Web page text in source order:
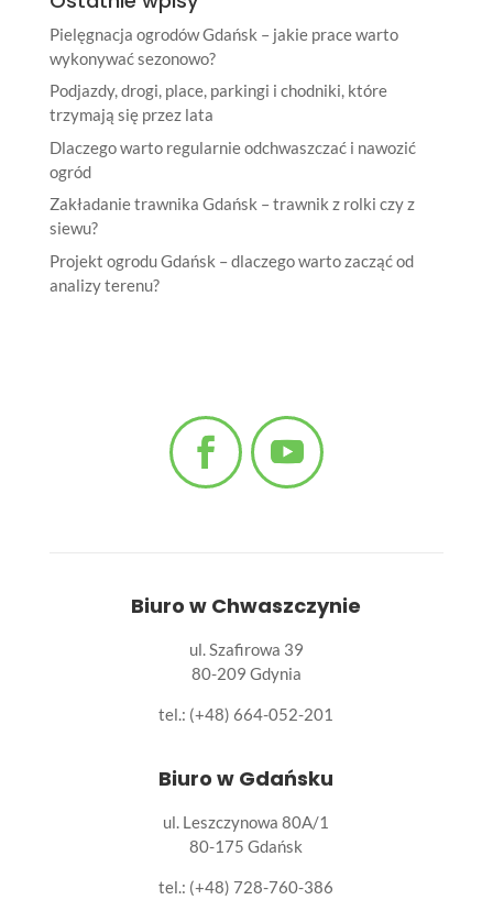
Pielęgnacja ogrodów Gdańsk – jakie prace warto
wykonywać sezonowo?
Podjazdy, drogi, place, parkingi i chodniki, które
trzymają się przez lata
Dlaczego warto regularnie odchwaszczać i nawozić
ogród
Zakładanie trawnika Gdańsk – trawnik z rolki czy z
siewu?
Projekt ogrodu Gdańsk – dlaczego warto zacząć od
analizy terenu?
Biuro w Chwaszczynie
ul. Szafirowa 39
80-209 Gdynia
tel.: (+48) 664-052-201
Biuro w Gdańsku
ul. Leszczynowa 80A/1
80-175 Gdańsk
tel.: (+48) 728-760-386